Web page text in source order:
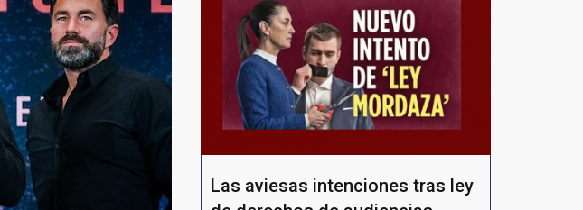
Las aviesas intenciones tras ley